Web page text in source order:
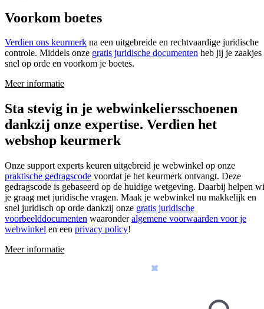
Voorkom boetes
Verdien ons keurmerk na een uitgebreide en rechtvaardige juridische
controle. Middels onze gratis juridische documenten heb jij je zaakjes
snel op orde en voorkom je boetes.
Meer informatie
Sta stevig in je webwinkeliersschoenen
dankzij onze expertise. Verdien het
webshop keurmerk
Onze support experts keuren uitgebreid je webwinkel op onze
praktische gedragscode voordat je het keurmerk ontvangt. Deze
gedragscode is gebaseerd op de huidige wetgeving. Daarbij helpen
je graag met juridische vragen. Maak je webwinkel nu makkelijk en
snel juridisch op orde dankzij onze gratis juridische
voorbeelddocumenten waaronderalgemene voorwaarden voor je
webwinkel en een privacy policy!
Meer informatie